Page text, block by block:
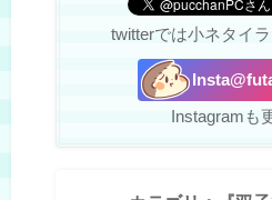
twitterでは小ネタイ
Instagramも